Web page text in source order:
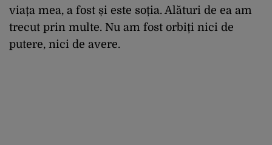
viața mea, a fost și este soția. Alături de ea am
trecut prin multe. Nu am fost orbiți nici de
putere, nici de avere.